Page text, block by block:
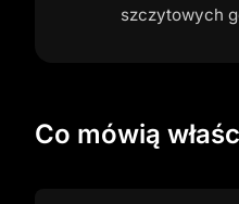
szczytowych
Co mówią